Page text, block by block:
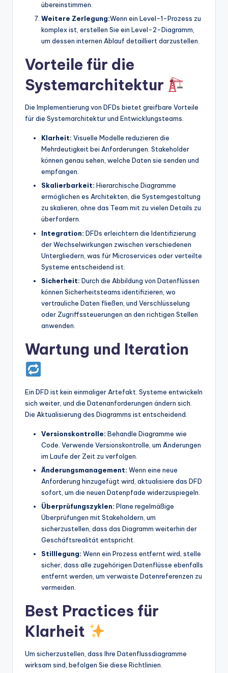
übereinstimmen.
Weitere Zerlegung:Wenn ein Level-1-Prozess zu
komplex ist, erstellen Sie ein Level-2-Diagramm,
um dessen internen Ablauf detailliert darzustellen.
Vorteile für die
Systemarchitektur
Die Implementierung von DFDs bietet greifbare Vorteile
für die Systemarchitektur und Entwicklungsteams.
Klarheit: Visuelle Modelle reduzieren die
Mehrdeutigkeit bei Anforderungen. Stakeholder
können genau sehen, welche Daten sie senden und
empfangen.
Skalierbarkeit: Hierarchische Diagramme
ermöglichen es Architekten, die Systemgestaltung
zu skalieren, ohne das Team mit zu vielen Details zu
überfordern.
Integration: DFDs erleichtern die Identifizierung
der Wechselwirkungen zwischen verschiedenen
Untergliedern, was für Microservices oder verteilte
Systeme entscheidend ist.
Sicherheit: Durch die Abbildung von Datenflüssen
können Sicherheitsteams identifizieren, wo
vertrauliche Daten fließen, und Verschlüsselung
oder Zugriffssteuerungen an den richtigen Stellen
anwenden.
Wartung und Iteration
Ein DFD ist kein einmaliger Artefakt. Systeme entwickeln
sich weiter, und die Datenanforderungen ändern sich.
Die Aktualisierung des Diagramms ist entscheidend.
Versionskontrolle: Behandle Diagramme wie
Code. Verwende Versionskontrolle, um Änderungen
im Laufe der Zeit zu verfolgen.
Änderungsmanagement: Wenn eine neue
Anforderung hinzugefügt wird, aktualisiere das DFD
sofort, um die neuen Datenpfade widerzuspiegeln.
Überprüfungszyklen: Plane regelmäßige
Überprüfungen mit Stakeholdern, um
sicherzustellen, dass das Diagramm weiterhin der
Geschäftsrealität entspricht.
Stilllegung: Wenn ein Prozess entfernt wird, stelle
sicher, dass alle zugehörigen Datenflüsse ebenfalls
entfernt werden, um verwaiste Datenreferenzen zu
vermeiden.
Best Practices für
Klarheit
Um sicherzustellen, dass Ihre Datenflussdiagramme
wirksam sind, befolgen Sie diese Richtlinien.